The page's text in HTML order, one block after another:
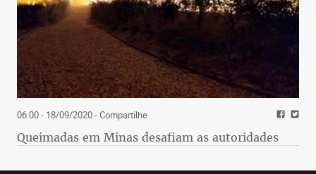
06:00 - 18/09/2020- Compartilhe
Queimadas em Minas desafiam as autoridades